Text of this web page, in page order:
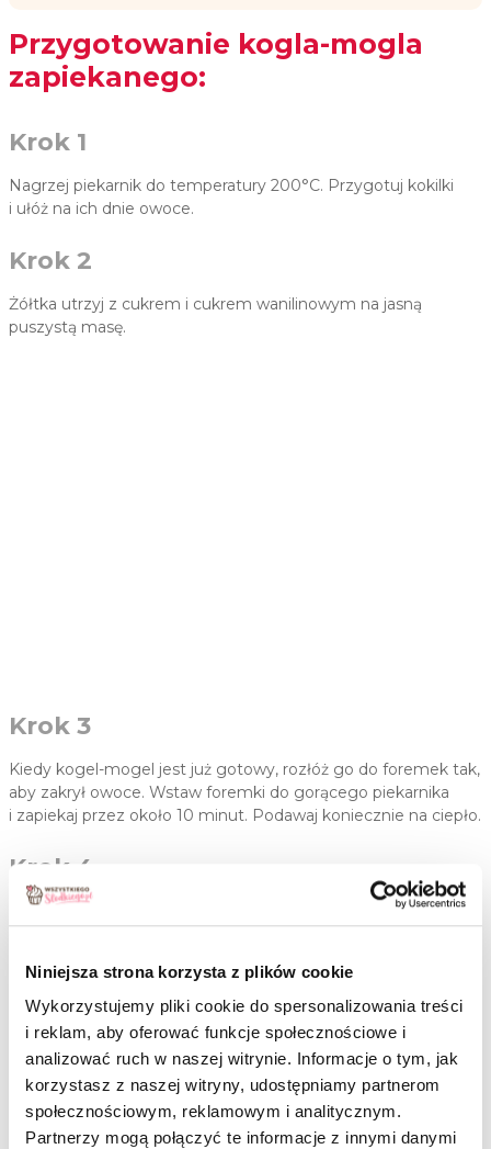
Niniejsza strona korzysta z plików cookie
Wykorzystujemy pliki cookie do spersonalizowania treści
i reklam, aby oferować funkcje społecznościowe i
analizować ruch w naszej witrynie. Informacje o tym, jak
korzystasz z naszej witryny, udostępniamy partnerom
społecznościowym, reklamowym i analitycznym.
Partnerzy mogą połączyć te informacje z innymi danymi
Przygotowanie kogla-mogla
zapiekanego:
Krok 1
Nagrzej piekarnik do temperatury 200°C. Przygotuj kokilki
i ułóż na ich dnie owoce.
Krok 2
Żółtka utrzyj z cukrem i cukrem wanilinowym na jasną
puszystą masę.
Krok 3
Kiedy kogel-mogel jest już gotowy, rozłóż go do foremek tak,
aby zakrył owoce. Wstaw foremki do gorącego piekarnika
i zapiekaj przez około 10 minut. Podawaj koniecznie na ciepło.
Krok 4
Czekoladową wersję przygotuj identycznie z tą różnicą, że
około 13-15 minut.
Może się przydać
Kuchenna rękawica silikonowa to
znaczne ułatwienie w wyjmowaniu